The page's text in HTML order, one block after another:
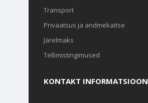
Transport
Privaatsus ja andmekaitse
Järelmaks
Tellimistingimused
KONTAKT INFORMATSIOON